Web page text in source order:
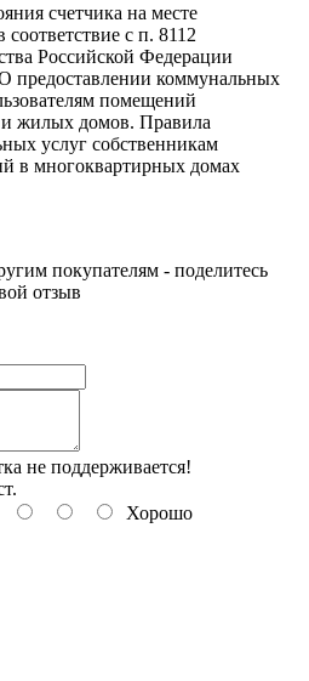
счетчика на месте
с п. 8112
Российской Федерации
предоставлении коммунальных
помещений
жилых домов. Правила
услуг собственникам
в многоквартирных домах
покупателям - поделитесь
отзыв
не поддерживается!
Хорошо